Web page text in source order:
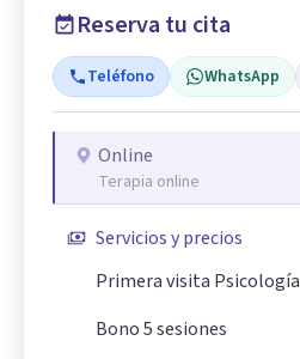
Reserva tu cita
Teléfono WhatsApp
Online
Terapia online
Servicios y precios
Primera visita Psicología
Bono 5 sesiones